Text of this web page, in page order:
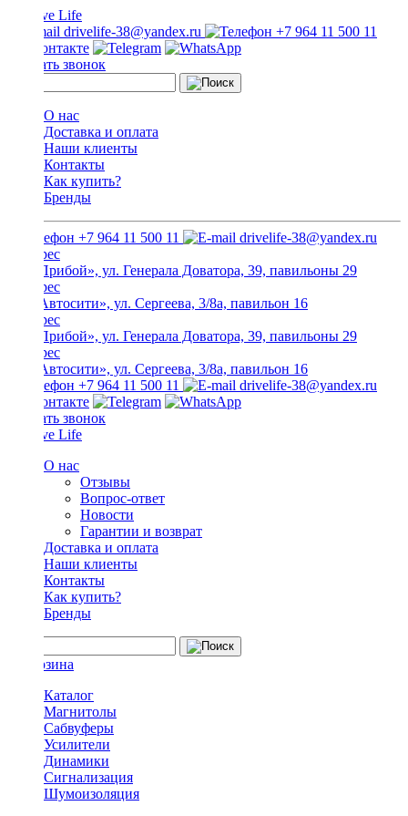
drivelife-38@yandex.ru +7 964 11 500 11
Заказать звонок
О нас
Доставка и оплата
Наши клиенты
Контакты
Как купить?
Бренды
+7 964 11 500 11 drivelife-38@yandex.ru
ТЦ «Прибой», ул. Генерала Доватора, 39, павильоны 29
ТЦ «Автосити», ул. Сергеева, 3/8а, павильон 16
ТЦ «Прибой», ул. Генерала Доватора, 39, павильоны 29
ТЦ «Автосити», ул. Сергеева, 3/8а, павильон 16
+7 964 11 500 11
drivelife-38@yandex.ru
Заказать звонок
О нас
Отзывы
Вопрос-ответ
Новости
Гарантии и возврат
Доставка и оплата
Наши клиенты
Контакты
Как купить?
Бренды
Каталог
Магнитолы
Сабвуферы
Усилители
Динамики
Сигнализация
Шумоизоляция